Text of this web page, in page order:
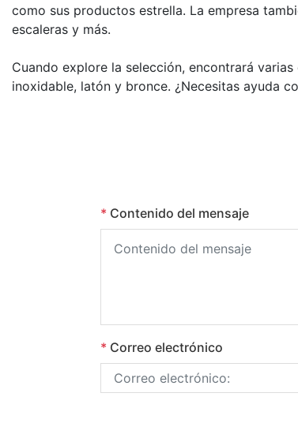
como sus productos estrella. La empresa
escaleras y más.
Cuando explore la selección, encontrará
inoxidable, latón y bronce. ¿Necesitas ayuda
* Contenido del mensaje
* Correo electrónico